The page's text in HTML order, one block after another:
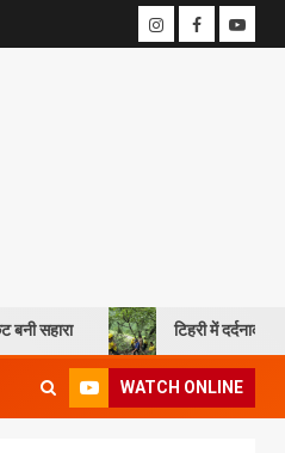
टिहरी में दर्दनाक हादसा: 250 मीटर
WATCH ONLINE